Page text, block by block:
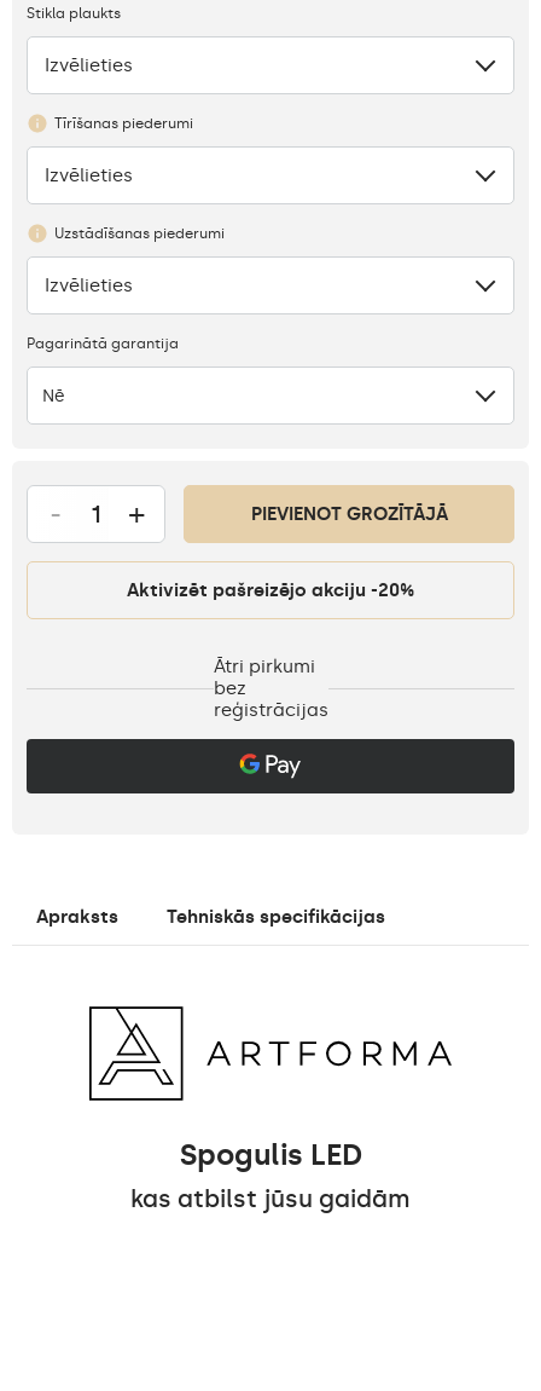
Stikla plaukts
Trūkums
Izvēlieties
Tīrīšanas piederumi
Nav
Izvēlieties
Uzstādīšanas piederumi
Nav
Izvēlieties
Pagarinātā garantija
Nē
- + PIEVIENOT GROZĪTĀJĀ
Aktivizēt pašreizējo akciju -20%
Ātri pirkumi
bez
reģistrācijas
Apraksts Tehniskās specifikācijas
Spogulis LED
kas atbilst jūsu gaidām